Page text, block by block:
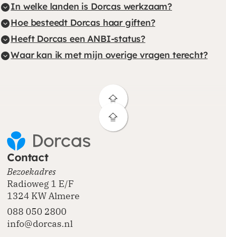
In welke landen is Dorcas werkzaam?
Hoe besteedt Dorcas haar giften?
Heeft Dorcas een ANBI-status?
Waar kan ik met mijn overige vragen terecht?
Contact
Bezoekadres
Radioweg 1 E/F
1324 KW Almere
088 050 2800
info@dorcas.nl